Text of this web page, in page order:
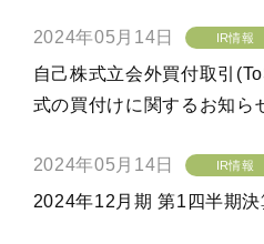
2024年05月14日 IR情報
自己株式立会外買付取引
式の買付けに関するお知ら
2024年05月14日 IR情報
2024年12月期 第1四半期決